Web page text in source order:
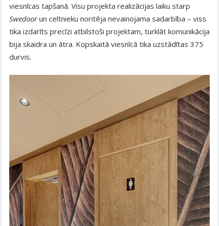
viesnīcas tapšanā. Visu projekta realizācijas laiku starp
Swedoorun celtnieku noritēja nevainojama sadarbība – viss
tika izdarīts precīzi atbilstoši projektam, turklāt komunikācija
bija skaidra un ātra. Kopskaitā viesnīcā tika uzstādītas 375
durvis.